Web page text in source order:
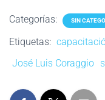
Categorías: SIN
Etiquetas:
José Luis Coraggio